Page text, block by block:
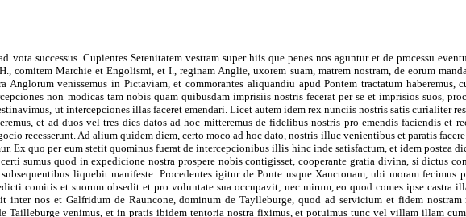
vota successus. Cupientes Serenitatem vestram super hiis que penes nos aguntur et de processu
comitem Marchie et Engolismi, et I., reginam Anglie, uxorem suam, matrem nostram, de eorum
Anglorum venissemus in Pictaviam, et commorantes aliquandiu apud Pontem tractatum
non modicas tam nobis quam quibusdam imprisiis nostris fecerat per se et imprisios suos,
ut intercepciones illas faceret emendari. Licet autem idem rex nunciis nostris satis curialiter
et ad duos vel tres dies datos ad hoc mitteremus de fidelibus nostris pro emendis faciendis et
recesserunt. Ad alium quidem diem, certo moco ad hoc dato, nostris illuc venientibus et paratis
Ex quo per eum stetit quominus fuerat de intercepcionibus illis hinc inde satisfactum, et idem
sumus quod in expedicione nostra prospere nobis contigisset, cooperante gratia divina, si dictus
liquebit manifeste. Procedentes igitur de Ponte usque Xanctonam, ubi moram
comitis et suorum obsedit et pro voluntate sua occupavit; nec mirum, eo quod comes ipse
inter nos et Galfridum de Rauncone, dominum de Taylleburge, quod ad servicium et fidem
Tailleburge venimus, et in pratis ibidem tentoria nostra fiximus, et potuimus tunc vel villam illam